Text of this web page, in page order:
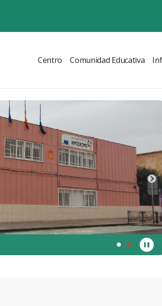
Centro Comunidad Educativa